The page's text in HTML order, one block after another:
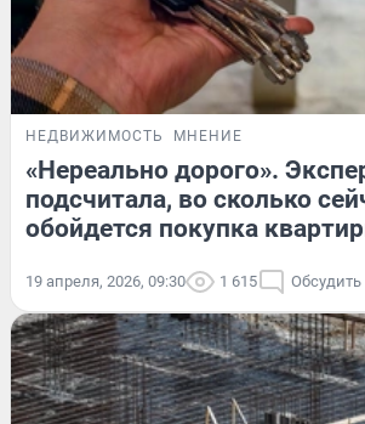
НЕДВИЖИМОСТЬ МНЕНИЕ
«Нереально дорого».
подсчитала, во сколько
обойдется покупка
19 апреля, 2026, 09:30 1 615 Обсудить